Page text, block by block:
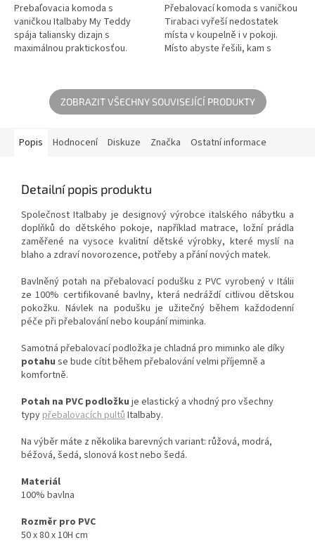
Prebaľovacia komoda s
vaničkou Italbaby My Teddy
spája taliansky dizajn s
maximálnou praktickosťou.
moderne a útulne....
Přebalovací komoda s vaničkou
Tirabaci vyřeší nedostatek
místa v koupelně i v pokoji.
Místo abyste řešili, kam s
přehledně po ruce...
ZOBRAZIT VŠECHNY SOUVISEJÍCÍ PRODUKTY
Popis Hodnocení Diskuze Značka Ostatní informace
Detailní popis produktu
Společnost Italbaby je designový výrobce italského nábytku a
doplňků do dětského pokoje, například matrace, ložní prádla
zaměřené na vysoce kvalitní dětské výrobky, které myslí na
blaho a zdraví novorozence, potřeby a přání nových matek.
Bavlněný potah na přebalovací podušku z PVC vyrobený v Itálii
ze 100% certifikované bavlny, která nedráždí citlivou dětskou
pokožku. Návlek na podušku je užitečný během každodenní
péče při přebalování nebo koupání miminka.
Samotná přebalovací podložka je chladná pro miminko ale díky
potahu se bude cítit během přebalování velmi příjemně a
komfortně.
Potah na PVC podložku je elastický a vhodný pro všechny
typy přebalovacích pultů Italbaby.
Na výběr máte z několika barevných variant: růžová, modrá,
béžová, šedá, slonová kost nebo šedá.
Materiál
100% bavlna
Rozměr pro PVC
50 x 80 x 10H cm